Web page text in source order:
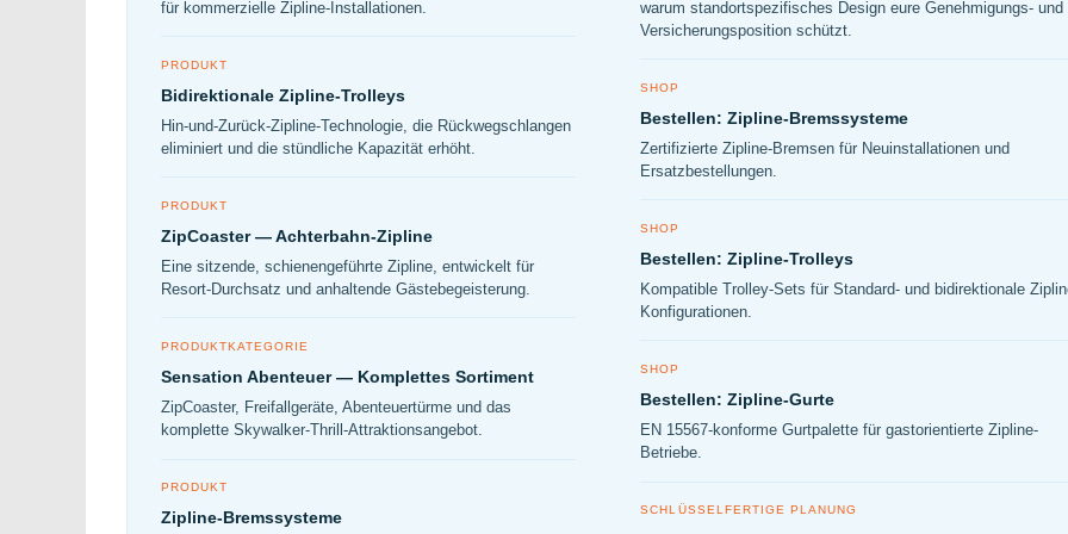
für kommerzielle Zipline-Installationen.
PRODUKT
Bidirektionale Zipline-Trolleys
Hin-und-Zurück-Zipline-Technologie, die Rückwegschlangen
eliminiert und die stündliche Kapazität erhöht.
PRODUKT
ZipCoaster — Achterbahn-Zipline
Eine sitzende, schienengeführte Zipline, entwickelt für
Resort-Durchsatz und anhaltende Gästebegeisterung.
PRODUKTKATEGORIE
Sensation Abenteuer — Komplettes Sortiment
ZipCoaster, Freifallgeräte, Abenteuertürme und das
komplette Skywalker-Thrill-Attraktionsangebot.
PRODUKT
Zipline-Bremssysteme
warum standortspezifisches Design eure Genehmigungs- und
Versicherungsposition schützt.
SHOP
Bestellen: Zipline-Bremssysteme
Zertifizierte Zipline-Bremsen für Neuinstallationen und
Ersatzbestellungen.
SHOP
Bestellen: Zipline-Trolleys
Kompatible Trolley-Sets für Standard- und bidirektionale
Konfigurationen.
SHOP
Bestellen: Zipline-Gurte
EN 15567-konforme Gurtpalette für gastorientierte Zipline-
Betriebe.
SCHLÜSSELFERTIGE PLANUNG